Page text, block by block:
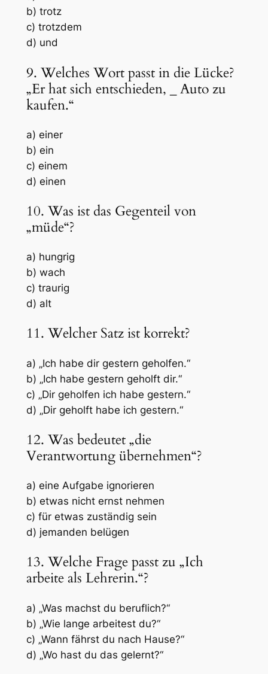
b) trotz
c) trotzdem
d) und
9. Welches Wort passt in die Lücke?
„Er hat sich entschieden,
Auto zu
kaufen.“
a) einer
b) ein
c) einem
d) einen
10. Was ist das Gegenteil von
„müde“?
a) hungrig
b) wach
c) traurig
d) alt
11. Welcher Satz ist korrekt?
a) „Ich habe dir gestern geholfen.“
b) „Ich habe gestern geholft dir.“
c) „Dir geholfen ich habe gestern.“
d) „Dir geholft habe ich gestern.“
12. Was bedeutet „die
Verantwortung übernehmen“?
a) eine Aufgabe ignorieren
b) etwas nicht ernst nehmen
c) für etwas zuständig sein
d) jemanden belügen
13. Welche Frage passt zu „Ich
arbeite als Lehrerin.“?
a) „Was machst du beruflich?“
b) „Wie lange arbeitest du?“
c) „Wann fährst du nach Hause?“
d) „Wo hast du das gelernt?“